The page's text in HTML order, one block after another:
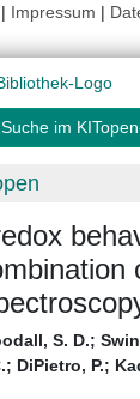
| Impressum |
Suche im
S. D.;
; DiPietro, P.;